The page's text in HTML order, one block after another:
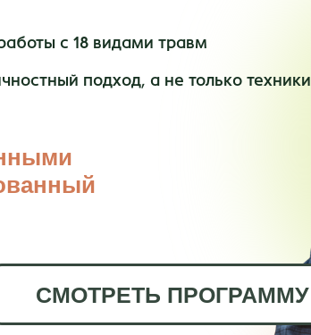
с 18 видами травм
подход, а не только техники
СМОТРЕТЬ ПРОГРАММУ